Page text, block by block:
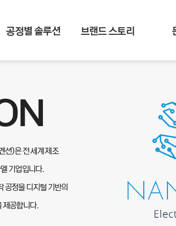
공정별 솔루션 브랜드 스토리
)은 전 세계 제조
기업입니다.
정을 디지털 기반의
공합니다.